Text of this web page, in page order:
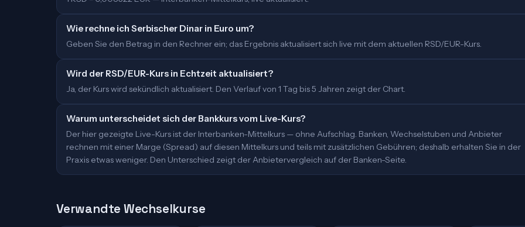
Wie rechne ich Serbischer Dinar in Euro um?
Geben Sie den Betrag in den Rechner ein; das Ergebnis aktualisiert sich live mit dem aktuellen RSD/EUR-Kurs.
Wird der RSD/EUR-Kurs in Echtzeit aktualisiert?
Ja, der Kurs wird sekündlich aktualisiert. Den Verlauf von 1 Tag bis 5 Jahren zeigt der Chart.
Warum unterscheidet sich der Bankkurs vom Live-Kurs?
Der hier gezeigte Live-Kurs ist der Interbanken-Mittelkurs — ohne Aufschlag. Banken, Wechselstuben und Anbieter
rechnen mit einer Marge (Spread) auf diesen Mittelkurs und teils mit zusätzlichen Gebühren; deshalb erhalten Sie in der
Praxis etwas weniger. Den Unterschied zeigt der Anbietervergleich auf der Banken-Seite.
Verwandte Wechselkurse